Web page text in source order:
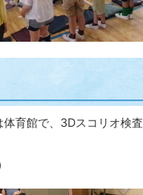
育館で、3Dスコリオ検査